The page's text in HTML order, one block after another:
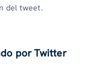
del tweet.
por Twitter